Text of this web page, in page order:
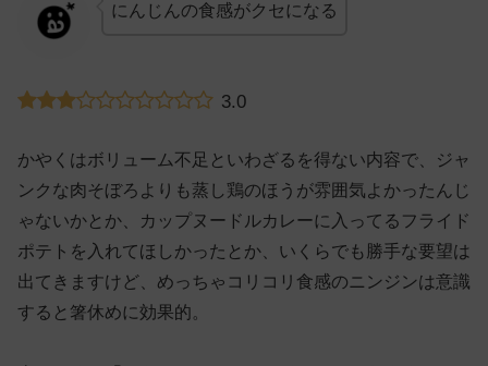
にんじんの食感がクセになる
3.0
かやくはボリューム不足といわざるを得ない内容で、ジャ
ンクな肉そぼろよりも蒸し鶏のほうが雰囲気よかったんじ
ゃないかとか、カップヌードルカレーに入ってるフライド
ポテトを入れてほしかったとか、いくらでも勝手な要望は
出てきますけど、めっちゃコリコリ食感のニンジンは意識
すると箸休めに効果的。